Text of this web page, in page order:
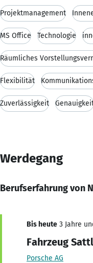
Projektmanagement
MS Office Technologie
Räumliches
Flexibilität
Zuverlässigkeit
Werdegang
Berufserfahrung von
Bis heute 3 Jahre
Fahrzeug
Porsche AG